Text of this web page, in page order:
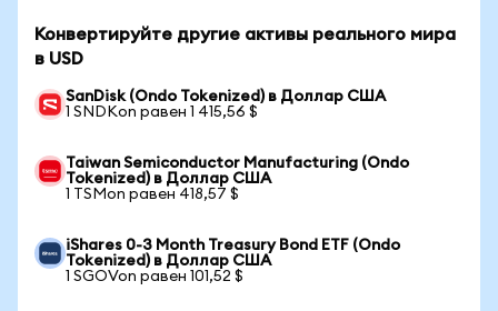
Конвертируйте другие активы реального мира
в USD
SanDisk (Ondo Tokenized) в Доллар США
1 SNDKon равен 1 415,56 $
Taiwan Semiconductor Manufacturing (Ondo
Tokenized) в Доллар США
1 TSMon равен 418,57 $
iShares 0-3 Month Treasury Bond ETF (Ondo
Tokenized) в Доллар США
1 SGOVon равен 101,52 $